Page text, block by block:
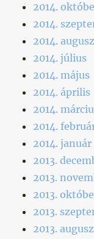
2014.
2014.
2014.
2014. július
2014. május
2014. április
2014.
2014.
2014. január
2013.
2013.
2013.
2013.
2013.